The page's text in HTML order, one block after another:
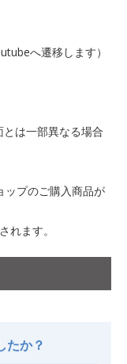
へ遷移します）
は一部異なる場合
ップのご購入商品が
れます。
たか？